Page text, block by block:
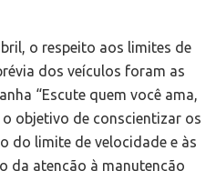
o respeito aos limites de
dos veículos foram as
“Escute quem você ama,
objetivo de conscientizar os
do limite de velocidade e às
da atenção à manutenção